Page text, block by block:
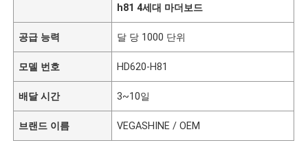
h81 4세대 마더보드
공급 능력 달 당 1000 단위
모델 번호 HD620-H81
배달 시간 3~10일
브랜드 이름 VEGASHINE / OEM